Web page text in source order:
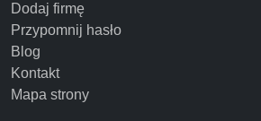
Dodaj firmę
Przypomnij hasło
Blog
Kontakt
Mapa strony